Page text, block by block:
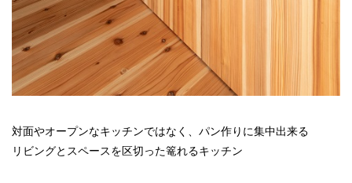
対面やオープンなキッチンではなく、パン作りに集中出来る
リビングとスペースを区切った篭れるキッチン